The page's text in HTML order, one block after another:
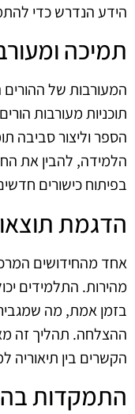
הידע הנדרש כדי
תמיכה
המעורבות של
תוכניות מעורבות
הספר וליצור סביבה
הלמידה, להבין את
בפיתוח כישורים
הדגמת
אחד מהחידושים
מהירות. התלמידים
בזמן אמת, מה
ההצלחה. תהליך זה
הקשרים בין תיאוריה
התמקדות